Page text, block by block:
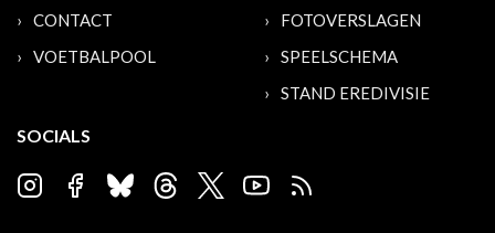
CONTACT
VOETBALPOOL
FOTOVERSLAGEN
SPEELSCHEMA
STAND EREDIVISIE
SOCIALS